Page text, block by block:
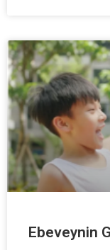
Ebeveynin